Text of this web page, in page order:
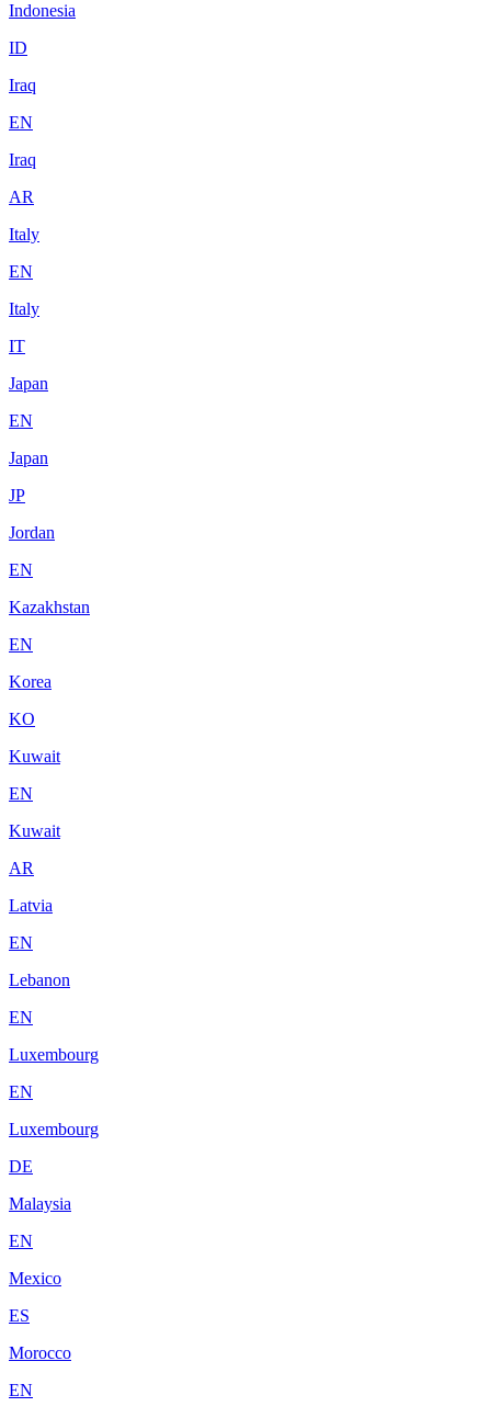
Indonesia
ID
Iraq
EN
Iraq
AR
Italy
EN
Italy
IT
Japan
EN
Japan
JP
Jordan
EN
Kazakhstan
EN
Korea
KO
Kuwait
EN
Kuwait
AR
Latvia
EN
Lebanon
EN
Luxembourg
EN
Luxembourg
DE
Malaysia
EN
Mexico
ES
Morocco
EN